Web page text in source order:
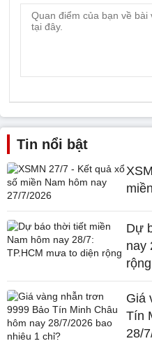
Tin nổi bật
Dự
nay
rộng
Giá
Tín
28/